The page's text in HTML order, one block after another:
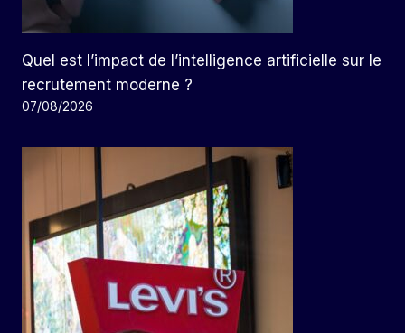
Quel est l’impact de l’intelligence artificielle sur le
recrutement moderne ?
07/08/2026